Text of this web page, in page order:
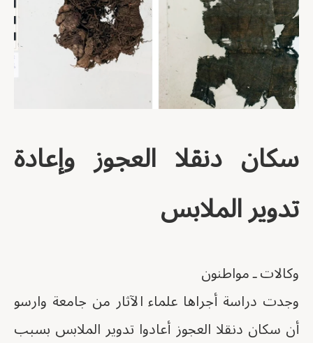
سكان دنقلا العجوز وإعادة
تدوير الملابس
وكالات ـ مواطنون
وجدت دراسة أجراها علماء الآثار من جامعة وارسو
أن سكان دنقلا العجوز أعادوا تدوير الملابس بسبب